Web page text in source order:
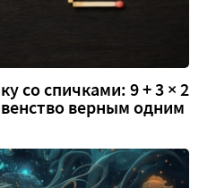
со спичками: 9 + 3 × 2
верным одним